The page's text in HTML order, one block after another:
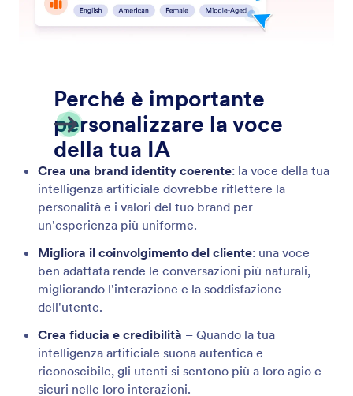
Testa la voce e le risposte del tuo assistente IA con
la funzione Prova Chiamata di Jotform.
Personalizza la voce del tuo Assistente
Crea la voce perfetta per il tuo assistente IA
personalizzando l'accento, il tono e altro ancora, per
un'esperienza utente personalizzata e coinvolgente.